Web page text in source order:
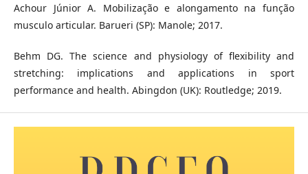
Achour Júnior A. Mobilização e alongamento na função
musculo articular. Barueri (SP): Manole; 2017.
Behm DG. The science and physiology of flexibility and
stretching: implications and applications in sport
performance and health. Abingdon (UK): Routledge; 2019.